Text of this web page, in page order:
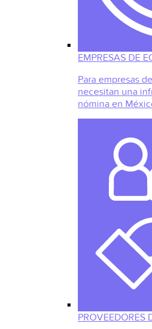
EMPRESAS DE
Para empresas
necesitan una
nómina en
PROVEEDORES